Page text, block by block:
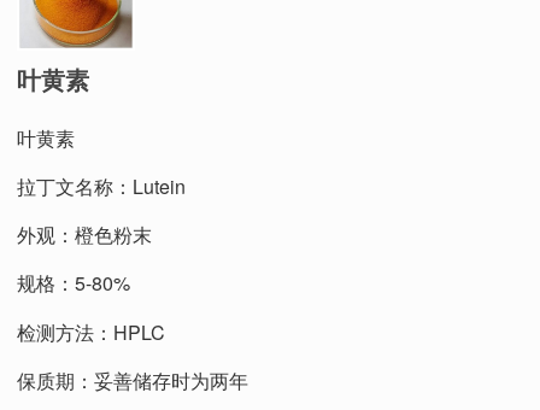
叶黄素
叶黄素
拉丁文名称： Lutein
外观：橙色粉末
规格：5-80%
检测方法：HPLC
保质期：妥善储存时为两年